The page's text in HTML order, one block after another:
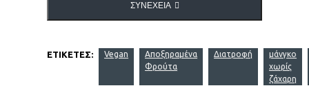
ΣΥΝΈΧΕΙΑ
ΕΤΙΚΈΤΕΣ: Vegan
Αποξηραμένα
Φρούτα
Διατροφή
μάνγκο
χωρίς
ζάχαρη